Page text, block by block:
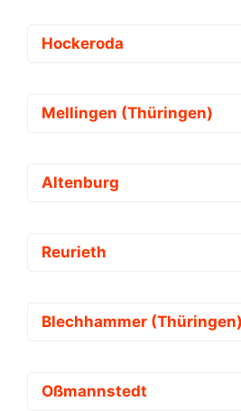
Hockeroda
Mellingen (Thüringen)
Altenburg
Reurieth
Blechhammer (Thüringen)
Oßmannstedt